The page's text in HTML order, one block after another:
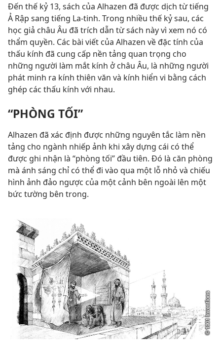
Đến thế kỷ 13, sách của Alhazen đã được dịch từ tiếng
Ả Rập sang tiếng La-tinh. Trong nhiều thế kỷ sau, các
học giả châu Âu đã trích dẫn từ sách này vì xem nó có
thẩm quyền. Các bài viết của Alhazen về đặc tính của
thấu kính đã cung cấp nền tảng quan trọng cho
những người làm mắt kính ở châu Âu, là những người
phát minh ra kính thiên văn và kính hiển vi bằng cách
ghép các thấu kính với nhau.
“PHÒNG TỐI”
Alhazen đã xác định được những nguyên tắc làm nền
tảng cho ngành nhiếp ảnh khi xây dựng cái có thể
được ghi nhận là “phòng tối” đầu tiên. Đó là căn phòng
mà ánh sáng chỉ có thể đi vào qua một lỗ nhỏ và chiếu
hình ảnh đảo ngược của một cảnh bên ngoài lên một
bức tường bên trong.